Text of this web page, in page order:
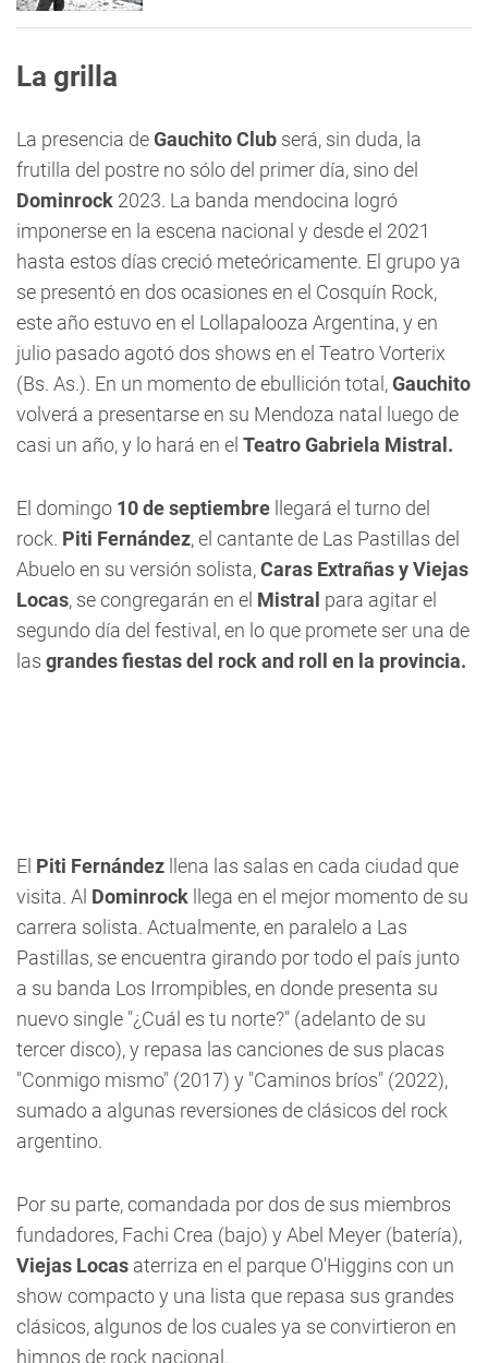
La grilla
La presencia deGauchito Club será, sin duda, la
frutilla del postre no sólo del primer día, sino del
Dominrock 2023. La banda mendocina logró
imponerse en la escena nacional y desde el 2021
hasta estos días creció meteóricamente. El grupo ya
se presentó en dos ocasiones en el Cosquín Rock,
este año estuvo en el Lollapalooza Argentina, y en
julio pasado agotó dos shows en el Teatro Vorterix
(Bs. As.). En un momento de ebullición total,Gauchito
volverá a presentarse en su Mendoza natal luego de
casi un año, y lo hará en el Teatro Gabriela Mistral.
El domingo 10 de septiembre llegará el turno del
rock. Piti Fernández, el cantante de Las Pastillas del
Abuelo en su versión solista,Caras Extrañas y Viejas
Locas, se congregarán en el Mistral para agitar el
segundo día del festival, en lo que promete ser una de
las grandes fiestas del rock and roll en la provincia.
El Piti Fernández llena las salas en cada ciudad que
visita. Al Dominrock llega en el mejor momento de su
carrera solista. Actualmente, en paralelo a Las
Pastillas, se encuentra girando por todo el país junto
a su banda Los Irrompibles, en donde presenta su
nuevo single "¿Cuál es tu norte?" (adelanto de su
tercer disco), y repasa las canciones de sus placas
"Conmigo mismo" (2017) y "Caminos bríos" (2022),
sumado a algunas reversiones de clásicos del rock
argentino.
Por su parte, comandada por dos de sus miembros
fundadores, Fachi Crea (bajo) y Abel Meyer (batería),
Viejas Locas aterriza en el parque O'Higgins con un
show compacto y una lista que repasa sus grandes
clásicos, algunos de los cuales ya se convirtieron en
himnos de rock nacional.